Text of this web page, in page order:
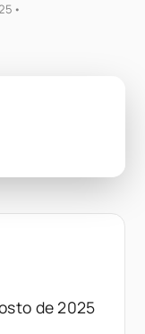
•
de 2025